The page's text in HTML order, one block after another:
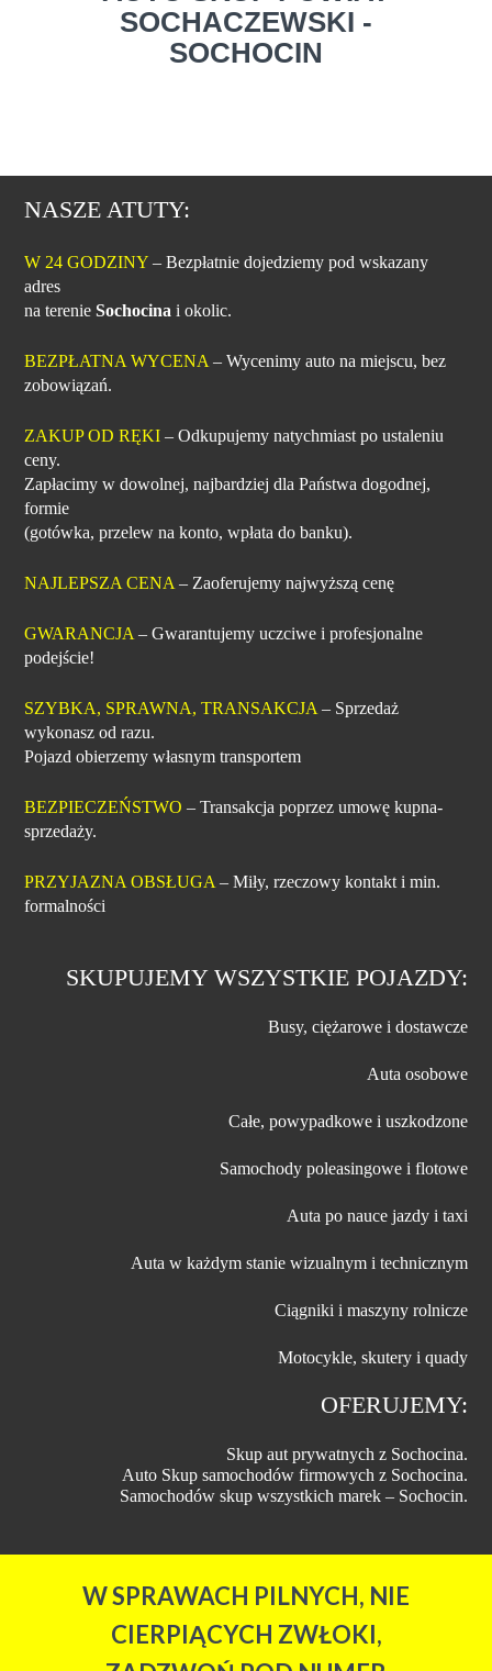
SOCHACZEWSKI -
SOCHOCIN
NASZE ATUTY:
W 24 GODZINY – Bezpłatnie dojedziemy pod wskazany
adres
na terenieSochocina i okolic.
BEZPŁATNA WYCENA – Wycenimy auto na miejscu, bez
zobowiązań.
ZAKUP OD RĘKI – Odkupujemy natychmiast po ustaleniu
ceny.
Zapłacimy w dowolnej, najbardziej dla Państwa dogodnej,
formie
(gotówka, przelew na konto, wpłata do banku).
NAJLEPSZA CENA – Zaoferujemy najwyższą cenę
GWARANCJA – Gwarantujemy uczciwe i profesjonalne
podejście!
SZYBKA, SPRAWNA, TRANSAKCJA – Sprzedaż
wykonasz od razu.
Pojazd obierzemy własnym transportem
BEZPIECZEŃSTWO – Transakcja poprzez umowę kupna-
sprzedaży.
PRZYJAZNA OBSŁUGA – Miły, rzeczowy kontakt i min.
formalności
SKUPUJEMY WSZYSTKIE POJAZDY:
Busy, ciężarowe i dostawcze
Auta osobowe
Całe, powypadkowe i uszkodzone
Samochody poleasingowe i flotowe
Auta po nauce jazdy i taxi
Auta w każdym stanie wizualnym i technicznym
Ciągniki i maszyny rolnicze
Motocykle, skutery i quady
OFERUJEMY:
Skup aut prywatnych z Sochocina.
Auto Skup samochodów firmowych z Sochocina.
Samochodów skup wszystkich marek – Sochocin.
W SPRAWACH PILNYCH, NIE
CIERPIĄCYCH ZWŁOKI,